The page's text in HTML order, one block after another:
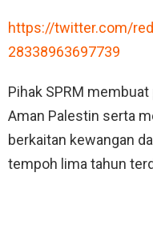
https://twitter.com/
28338963697739
Pihak SPRM
Aman Palestin serta
berkaitan kewangan
tempoh lima tahun